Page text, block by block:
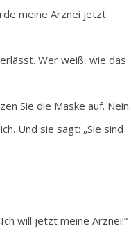
meine Arznei jetzt
Wer weiß, wie das
Sie die Maske auf. Nein.
Und sie sagt: „Sie sind
will jetzt meine Arznei!“